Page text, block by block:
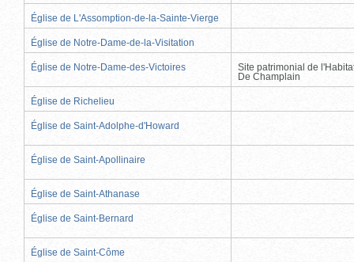
Église de L'Assomption-de-la-Sainte-Vierge
Église de Notre-Dame-de-la-Visitation
Église de Notre-Dame-des-Victoires
Site patrimonial de
De Champlain
Église de Richelieu
Église de Saint-Adolphe-d'Howard
Église de Saint-Apollinaire
Église de Saint-Athanase
Église de Saint-Bernard
Église de Saint-Côme